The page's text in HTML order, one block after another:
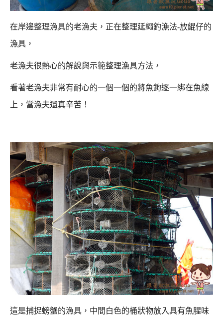
在岸邊整理漁具的老漁夫，正在整理延繩釣漁法-放緄仔的
漁具，
老漁夫很熱心的解說與示範整理漁具方法，
看著老漁夫非常有耐心的一個一個的將魚鉤逐一綁在魚線
上， 當漁夫還真辛苦！
這是捕捉螃蟹的漁具，中間白色的桶狀物放入具有魚腥味